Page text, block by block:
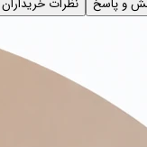
و پاسخ نظرات خریداران